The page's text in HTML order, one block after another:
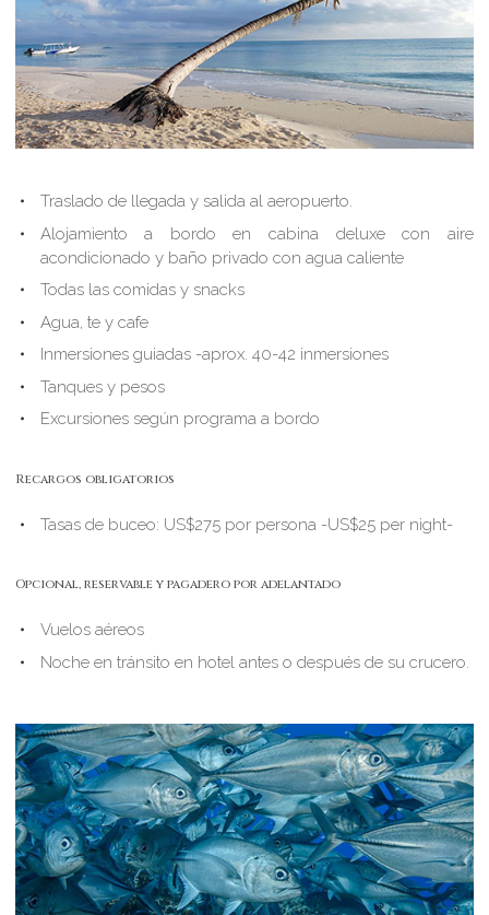
Traslado de llegada y salida al aeropuerto.
Alojamiento a bordo en cabina deluxe con aire
acondicionado y baño privado con agua caliente
Todas las comidas y snacks
Agua, te y cafe
Inmersiones guiadas -aprox. 40-42 inmersiones
Tanques y pesos
Excursiones según programa a bordo
Recargos obligatorios
Tasas de buceo: US$275 por persona -US$25 per night-
Opcional, reservable y pagadero por adelantado
Vuelos aéreos
Noche en tránsito en hotel antes o después de su crucero.